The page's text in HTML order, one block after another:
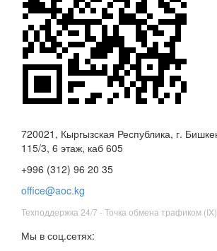
720021, Кыргызская Республика, г.
115/3, 6 этаж, каб 605
+996 (312) 96 20 35
office@aoc.kg
Техподдержка 24/7 - Точка обмена трафиком (IX)
Мы в соц.сетях: